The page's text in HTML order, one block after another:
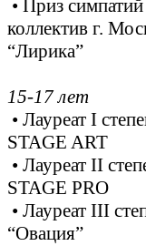
• Приз
коллектив г.
“Лирика”
15-17 лет
• Лауреат I
STAGE ART
• Лауреат II
STAGE PRO
• Лауреат III
“Овация”